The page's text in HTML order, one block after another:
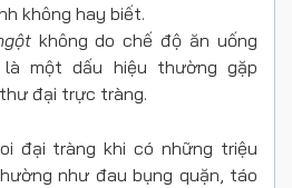
không hay biết.
không do chế độ ăn uống
một dấu hiệu thường gặp
đại trực tràng.
đại tràng khi có những triệu
như đau bụng quặn, táo